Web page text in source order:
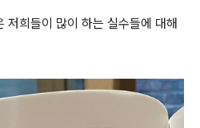
저희들이 많이 하는 실수들에 대해